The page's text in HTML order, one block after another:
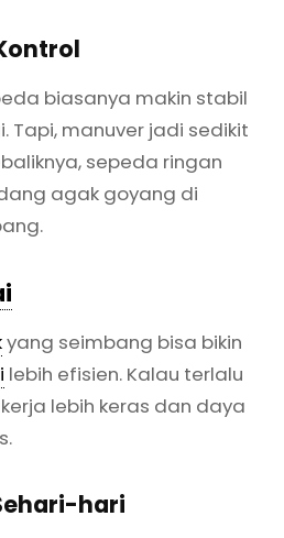
biasanya makin stabil
Tapi, manuver jadi sedikit
sepeda ringan
agak goyang di
yang seimbang bisa bikin
lebih efisien. Kalau terlalu
lebih keras dan daya
hari